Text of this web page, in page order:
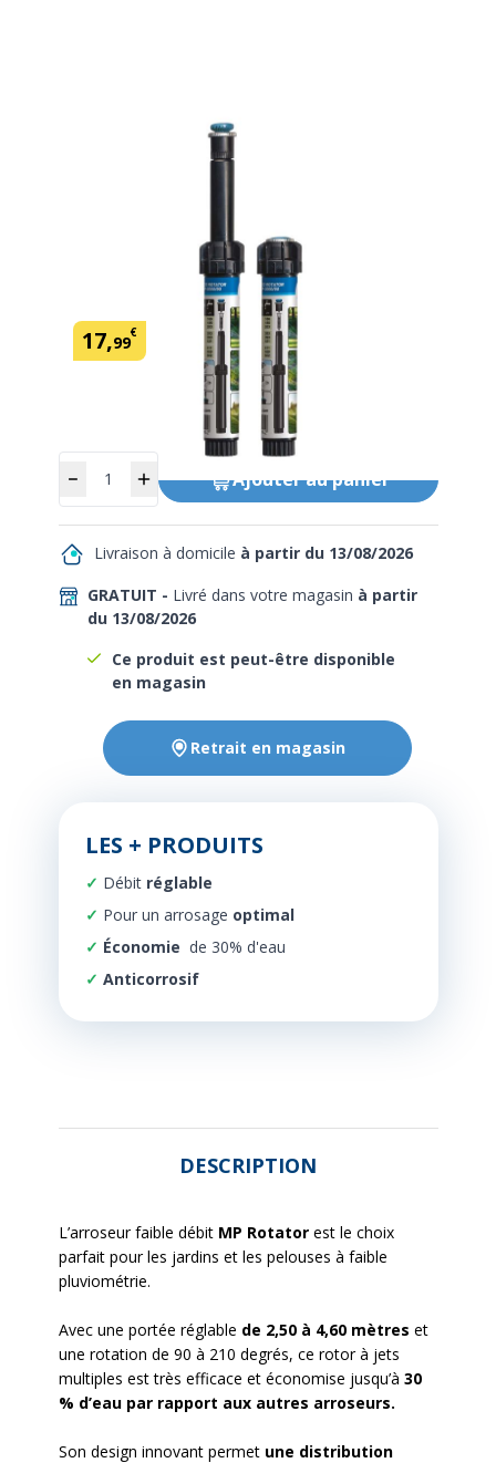
Tuyere Eco Rotator MP 3000 90 210
Marque: Hunter
17,99€
Ajouterau panier
GRATUIT - Livré dans votre magasin à partir
du 13/08/2026
Livraison à domicile à partir du 13/08/2026
Ce produit est peut-être disponible
en magasin
Retrait en magasin
LES + PRODUITS
Débit réglable
Pour un arrosage optimal
Économie de 30% d'eau
Anticorrosif
DESCRIPTION
L’arroseur faible débit MP Rotator est le choix
parfait pour les jardins et les pelouses à faible
pluviométrie.
Avec une portée réglable de 2,50 à 4,60 mètres et
une rotation de 90 à 210 degrés, ce rotor à jets
multiples est très efficace et économise jusqu’à 30
% d’eau par rapport aux autres arroseurs.
Son design innovant permetune distribution